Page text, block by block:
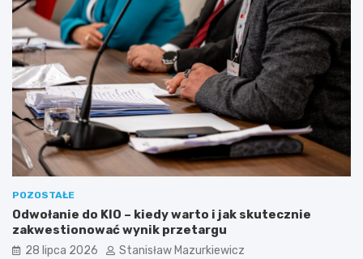
POZOSTAŁE
Odwołanie do KIO – kiedy warto i jak skutecznie
zakwestionować wynik przetargu
28 lipca 2026 Stanisław Mazurkiewicz